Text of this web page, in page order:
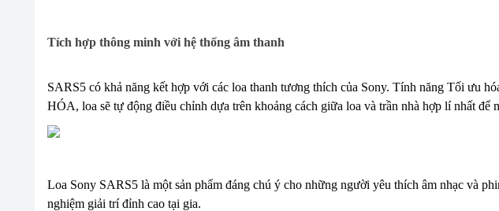
Tích hợp thông minh với hệ thống âm thanh
SARS5 có khả năng kết hợp với các loa thanh tương thích của Sony. Tính năng Tối ưu
HÓA, loa sẽ tự động điều chỉnh dựa trên khoảng cách giữa loa và trần nhà hợp lí nhất để
Loa Sony SARS5 là một sản phẩm đáng chú ý cho những người yêu thích âm nhạc và
nghiệm giải trí đỉnh cao tại gia.